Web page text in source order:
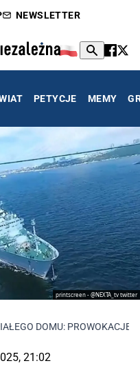
NEWSLETTER
PETYCJE MEMY
printscreen - @NEXTA_tv twitter
DOMU: PROWOKACJE
21:02